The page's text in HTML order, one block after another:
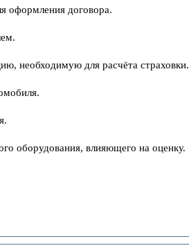
оформления договора.
необходимую для расчёта страховки.
оборудования, влияющего на оценку.